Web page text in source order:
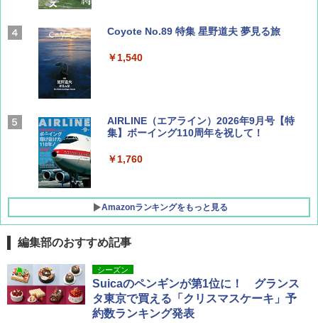
Coyote No.89 特集 星野道夫 夢見る旅
￥1,540
AIRLINE（エアライン）2026年9月号【特
集】ボーイング110周年を祝して！
￥1,760
Amazonランキングをもっと見る
D40 地球の歩き方 チェンマイ タイ北部の魅
力的な町 2026～2027 地球の歩き方D アジア
￥2,079
[キャンパーズコレクション 山善] ポップアッ
プテント 傘みたいに広げて畳める パッとサ
ッとサンシェード キューブ フルクローズ メ
ッシュ 簡単設置 ワンタッチテント キャンプ
&ハイキング カーキ PATC-150(KH)
BUNDOK(バンドック)ソロ ドーム 1 EX BDK
-08EX カーキ ソロキャンプ ポリエステル フ
レーム テント
￥14,800
編集部のおすすめ記事
シーズン
Suicaのペンギンが第1位に！ グランス
タ東京で買える「クリスマスケーキ」予
約数ランキング発表